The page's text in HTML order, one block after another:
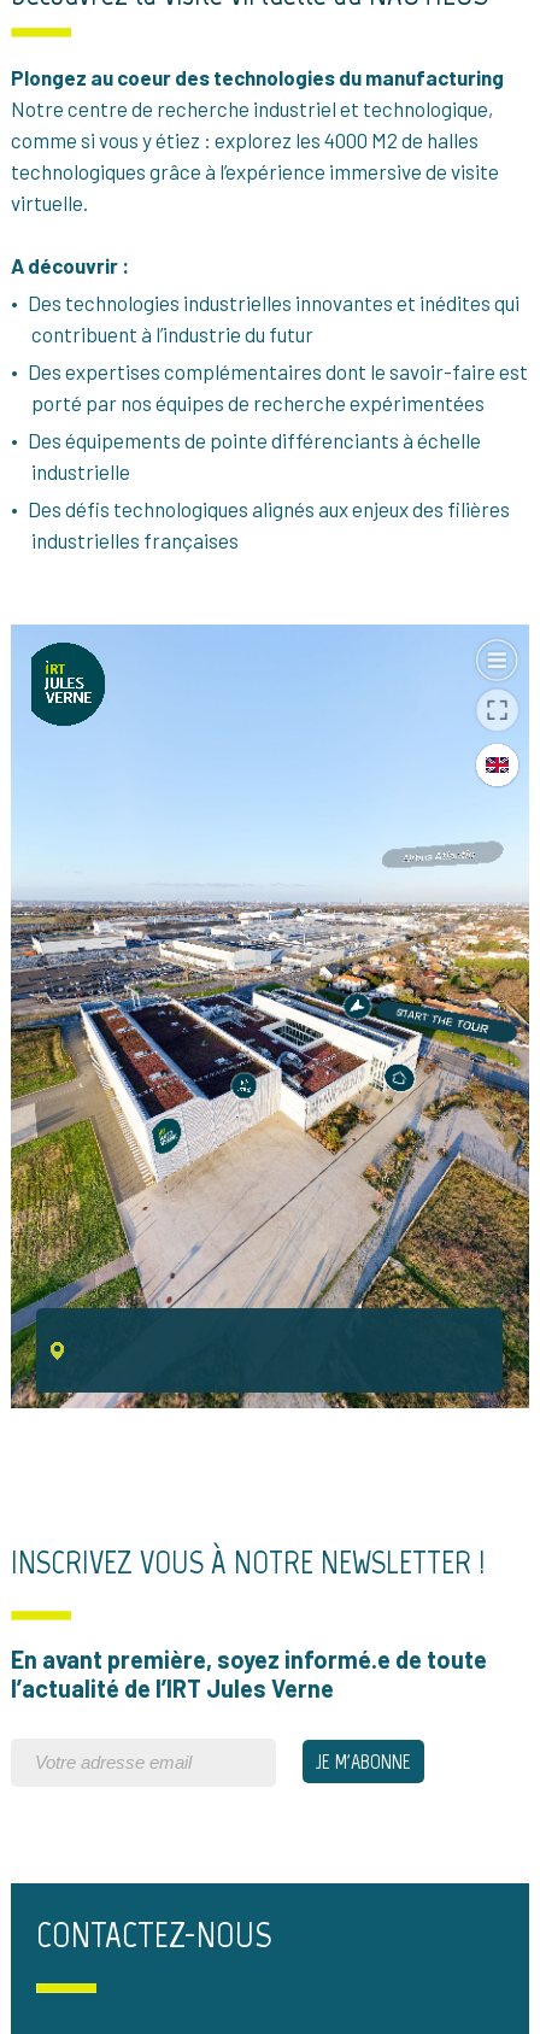
Plongez au coeur des technologies du manufacturing
Notre centre de recherche industriel et technologique,
comme si vous y étiez : explorez les 4000 M2 de halles
technologiques grâce à l’expérience immersive de visite
virtuelle.
A découvrir :
Des technologies industrielles innovantes et inédites qui
contribuent à l’industrie du futur
Des expertises complémentaires dont le savoir-faire est
porté par nos équipes de recherche expérimentées
Des équipements de pointe différenciants à échelle
industrielle
Des défis technologiques alignés aux enjeux des filières
industrielles françaises
INSCRIVEZ VOUS À NOTRE NEWSLETTER !
En avant première, soyez informé.e de toute
l’actualité de l’IRT Jules Verne
CONTACTEZ-NOUS